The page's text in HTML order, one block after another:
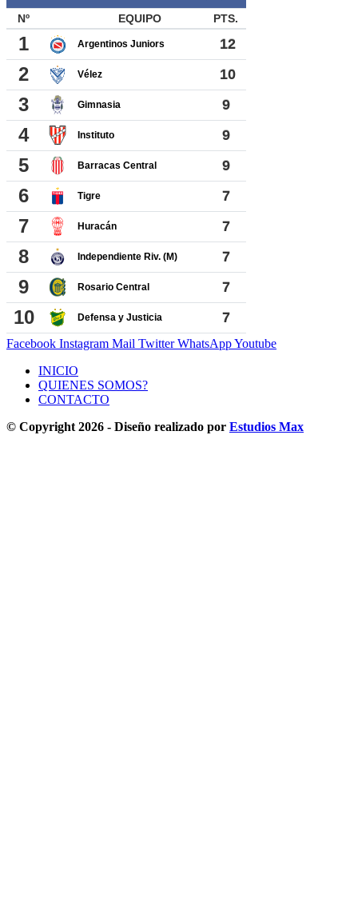
Facebook Instagram Mail Twitter WhatsAppYoutube
INICIO
QUIENES SOMOS?
CONTACTO
© Copyright 2026 - Diseño realizado por Estudios Max